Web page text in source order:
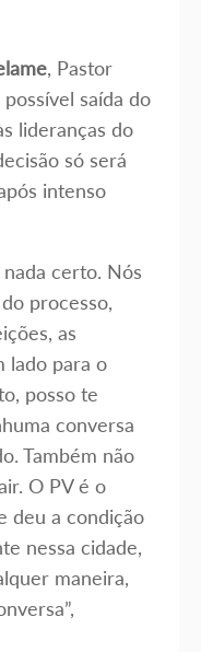
, Pastor
saída do
lideranças do
só será
intenso
certo. Nós
processo,
as
lado para o
posso te
conversa
Também não
O PV é o
deu a condição
nessa cidade,
maneira,